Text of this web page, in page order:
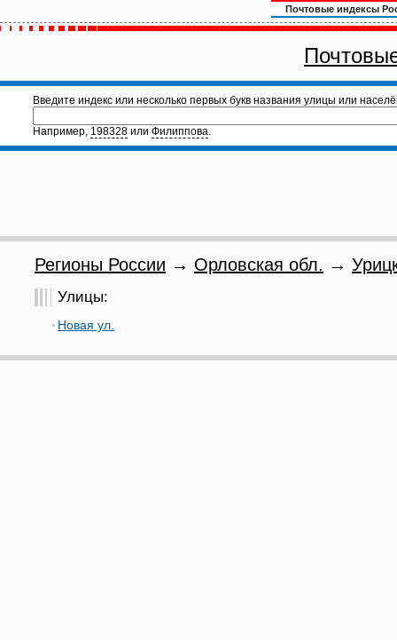
Почтовые индексы
Введите индекс или несколько первых букв названия улицы или
Например, 198328 или Филиппова.
Регионы России → Орловская обл. →
Улицы:
Новая ул.